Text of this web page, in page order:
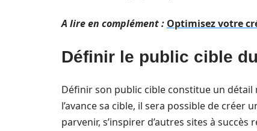
A lire en complément : Optimisez votre
Définir le public cible
Définir son public cible constitue un
l’avance sa cible, il sera possible de créer
parvenir, s’inspirer d’autres sites à